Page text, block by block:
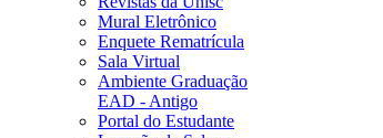
Mural Eletrônico
Enquete Rematrícula
Sala Virtual
Ambiente Graduação
EAD - Antigo
Portal do Estudante